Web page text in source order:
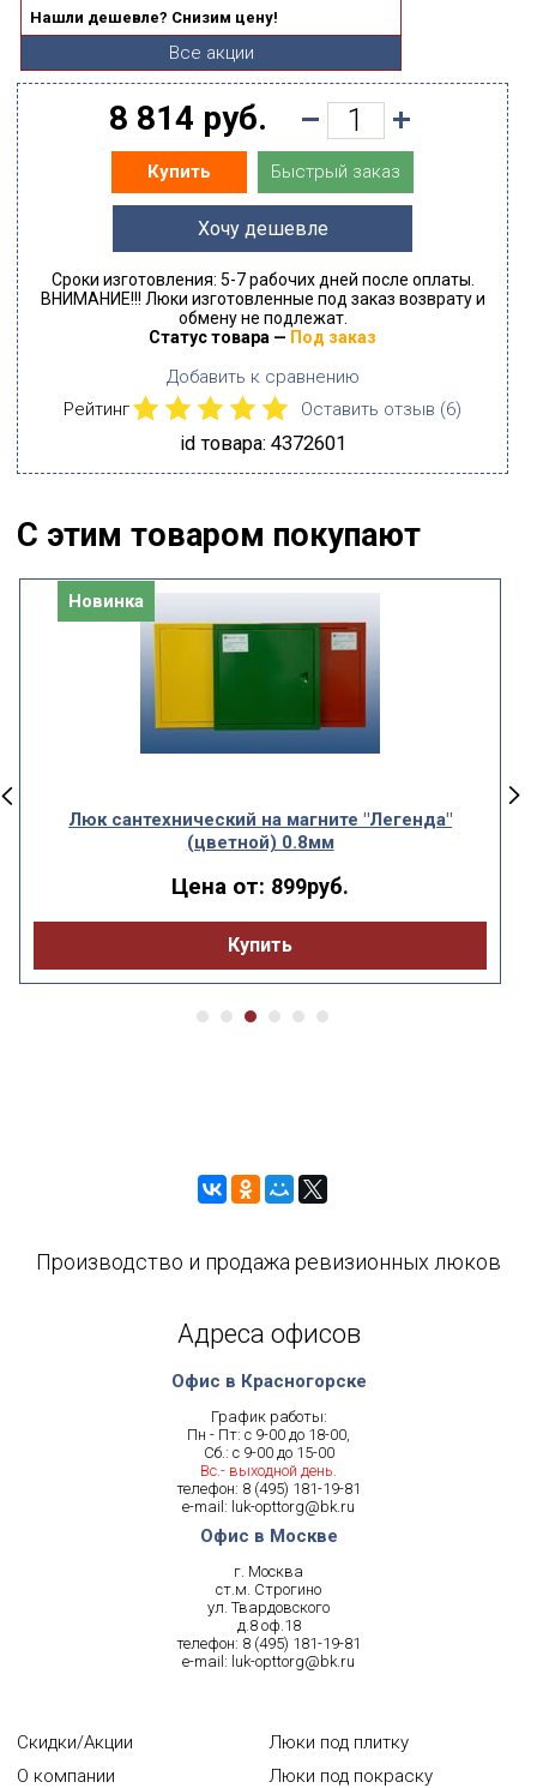
Нашли дешевле? Снизим цену!
Все акции
8 814 руб.
Купить Быстрый заказ
Хочу дешевле
Сроки изготовления: 5-7 рабочих дней после оплаты.
ВНИМАНИЕ!!! Люки изготовленные под заказ возврату и
обмену не подлежат.
Статус товара — Под заказ
Добавить к сравнению
Рейтинг
Оставить отзыв (6)
id товара: 4372601
С этим товаром покупают
Новинка
Люк сантехнический на магните "Легенда"
(цветной) 0.8мм
Цена от: 899руб.
Купить
Производство и продажа ревизионных люков
Адреса офисов
Офис в Красногорске
График работы:
Пн - Пт: с 9-00 до 18-00,
Сб.: с 9-00 до 15-00
Вс.- выходной день.
телефон: 8 (495) 181-19-81
e-mail: luk-opttorg@bk.ru
Офис в Москве
г. Москва
ст.м. Строгино
ул. Твардовского
д.8 оф.18
телефон: 8 (495) 181-19-81
e-mail: luk-opttorg@bk.ru
Скидки/Акции
О компании
Люки под плитку
Люки под покраску